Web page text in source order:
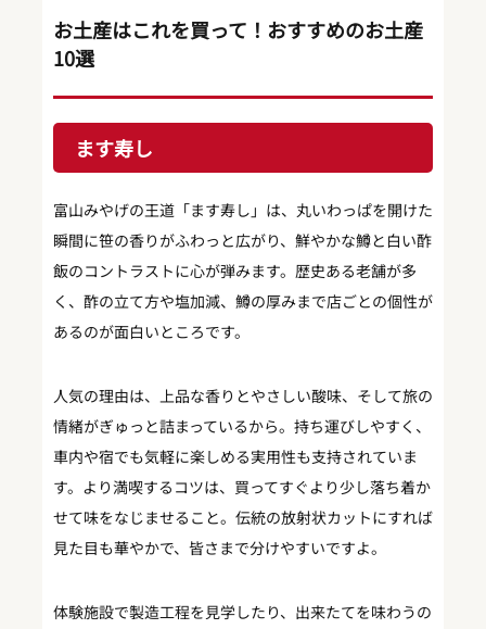
お土産はこれを買って！おすすめのお土産
10選
ます寿し
富山みやげの王道「ます寿し」は、丸いわっぱを開けた
瞬間に笹の香りがふわっと広がり、鮮やかな鱒と白い酢
飯のコントラストに心が弾みます。歴史ある老舗が多
く、酢の立て方や塩加減、鱒の厚みまで店ごとの個性が
あるのが面白いところです。
人気の理由は、上品な香りとやさしい酸味、そして旅の
情緒がぎゅっと詰まっているから。持ち運びしやすく、
車内や宿でも気軽に楽しめる実用性も支持されていま
す。より満喫するコツは、買ってすぐより少し落ち着か
せて味をなじませること。伝統の放射状カットにすれば
見た目も華やかで、皆さまで分けやすいですよ。
体験施設で製造工程を見学したり、出来たてを味わうの